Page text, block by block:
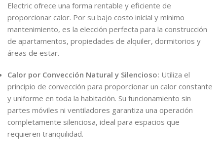
Electric ofrece una forma rentable y eficiente de
proporcionar calor. Por su bajo costo inicial y mínimo
mantenimiento, es la elección perfecta para la construcción
de apartamentos, propiedades de alquiler, dormitorios y
áreas de estar.
Calor por Convección Natural y Silencioso: Utiliza el
principio de convección para proporcionar un calor constante
y uniforme en toda la habitación. Su funcionamiento sin
partes móviles ni ventiladores garantiza una operación
completamente silenciosa, ideal para espacios que
requieren tranquilidad.